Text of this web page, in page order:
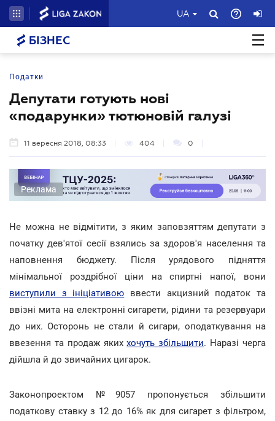
UA
БІЗНЕС
Податки
Депутати готують нові
«подарунки» тютюновій галузі
11 вересня 2018, 08:33 404 0
Реклама
Не можна не відмітити, з яким заповзяттям депутати з
початку дев'ятої сесії взялись за здоров'я населення та
наповнення бюджету. Після урядового підняття
мінімальної роздрібної ціни на спиртні напої, вони
виступили з ініціативою ввести акцизний податок та
ввізні мита на електронні сигарети, рідини та резервуари
до них. Осторонь не стали й сигари, оподаткування на
ввезення та продаж якиххочуть збільшити. Наразі черга
дійшла й до звичайних цигарок.
Законопроектом №9057 пропонується збільшити
податкову ставку з 12 до 16% як для сигарет з фільтром,